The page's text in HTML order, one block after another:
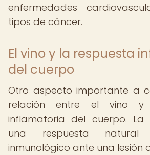
enfermedades
tipos de cáncer.
El vino y la respuesta
del cuerpo
Otro aspecto importante a
relación entre el vino y
inflamatoria del cuerpo. La
una respuesta natural
inmunológico ante una lesión